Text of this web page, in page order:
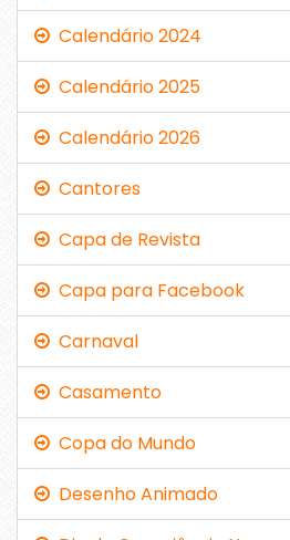
Calendário 2024
Calendário 2025
Calendário 2026
Cantores
Capa de Revista
Capa para Facebook
Carnaval
Casamento
Copa do Mundo
Desenho Animado